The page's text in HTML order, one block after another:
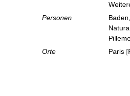
Personen
Orte
Paris